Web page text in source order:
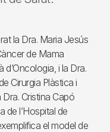
la Dra. Maria Jesús
de Mama
i la Dra.
Cirurgia Plàstica i
Cristina Capó
de l’Hospital de
el model de